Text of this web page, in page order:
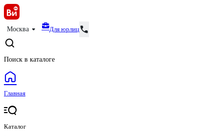
Москва Для юрлиц
Поиск в каталоге
Главная
Каталог